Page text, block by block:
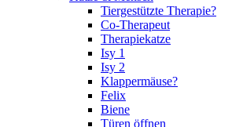
Tiergestützte Therapie?
Co-Therapeut
Therapiekatze
Isy 1
Isy 2
Klappermäuse?
Felix
Biene
Türen öffnen